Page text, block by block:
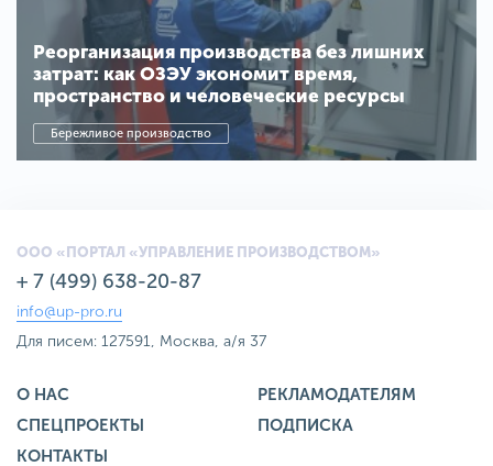
Реорганизация производства без лишних
затрат: как ОЗЭУ экономит время,
пространство и человеческие ресурсы
Бережливое производство
ООО «ПОРТАЛ «УПРАВЛЕНИЕ ПРОИЗВОДСТВОМ»
+ 7 (499) 638-20-87
info@up-pro.ru
Для писем: 127591, Москва, а/я 37
О НАС
РЕКЛАМОДАТЕЛЯМ
СПЕЦПРОЕКТЫ
ПОДПИСКА
КОНТАКТЫ